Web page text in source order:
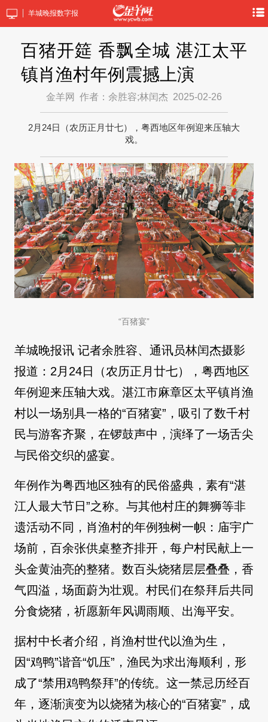
羊城晚报数字报
百猪开筵 香飘全城 湛江太平
镇肖渔村年例震撼上演
金羊网 作者：余胜容;林闰杰 2025-02-26
2月24日（农历正月廿七），粤西地区年例迎来压轴大
戏。
“百猪宴”
羊城晚报讯 记者余胜容、通讯员林闰杰摄影
报道：2月24日（农历正月廿七），粤西地区
年例迎来压轴大戏。湛江市麻章区太平镇肖渔
村以一场别具一格的“百猪宴”，吸引了数千村
民与游客齐聚，在锣鼓声中，演绎了一场舌尖
与民俗交织的盛宴。
年例作为粤西地区独有的民俗盛典，素有“湛
江人最大节日”之称。与其他村庄的舞狮等非
遗活动不同，肖渔村的年例独树一帜：庙宇广
场前，百余张供桌整齐排开，每户村民献上一
头金黄油亮的整猪。数百头烧猪层层叠叠，香
气四溢，场面蔚为壮观。村民们在祭拜后共同
分食烧猪，祈愿新年风调雨顺、出海平安。
据村中长者介绍，肖渔村世代以渔为生，
因“鸡鸭”谐音“饥压”，渔民为求出海顺利，形
成了“禁用鸡鸭祭拜”的传统。这一禁忌历经百
年，逐渐演变为以烧猪为核心的“百猪宴”，成